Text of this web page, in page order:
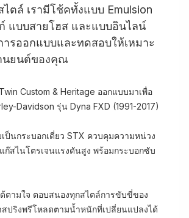
ตล์ เรามีโช้คทั้งแบบ Emulsion
แบบสายโฮส และแบบอินไลน์
รออกแบบและทดสอบให้เหมาะ
นยนต์ของคุณ
Custom & Heritage ออกแบบมาเพื่อ
Davidson รุ่น Dyna FXD (1991-2017)
ป็นกระบอกเดี่ยว STX ควบคุมความหน่วง
ก๊สไนโตรเจนแรงดันสูง พร้อมกระบอกซับ
ตามใจ ตอบสนองทุกสไตล์การขับขี่ของ
ปริงพรีโหลดตามน้ำหนักที่เปลี่ยนแปลงได้